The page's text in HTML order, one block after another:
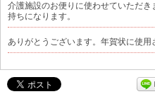
介護施設のお便りに使わせていただ
持ちになります。
ありがとうございます。年賀状に使用